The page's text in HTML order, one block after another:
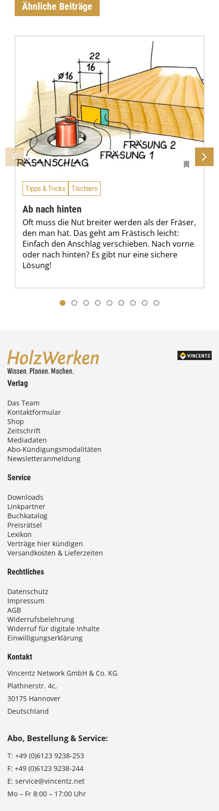
Ähnliche Beiträge
Tipps & Tricks Tischlern
Ab nach hinten
Oft muss die Nut breiter werden als der Fräser,
den man hat. Das geht am Frästisch leicht:
Einfach den Anschlag verschieben. Nach vorne
oder nach hinten? Es gibt nur eine sichere
Lösung!
Verlag
Das Team
Kontaktformular
Shop
Zeitschrift
Mediadaten
Abo-Kündigungsmodalitäten
Newsletteranmeldung
Service
Downloads
Linkpartner
Buchkatalog
Preisrätsel
Lexikon
Verträge hier kündigen
Versandkosten & Lieferzeiten
Rechtliches
Datenschutz
Impressum
AGB
Widerrufsbelehrung
Widerruf für digitale Inhalte
Einwilligungserklärung
Kontakt
Vincentz Network GmbH & Co. KG
Plathnerstr. 4c,
30175 Hannover
Deutschland
Abo, Bestellung & Service:
T: +49 (0)6123 9238-253
F: +49 (0)6123 9238-244
E: service@vincentz.net
Mo – Fr 8:00 – 17:00 Uhr